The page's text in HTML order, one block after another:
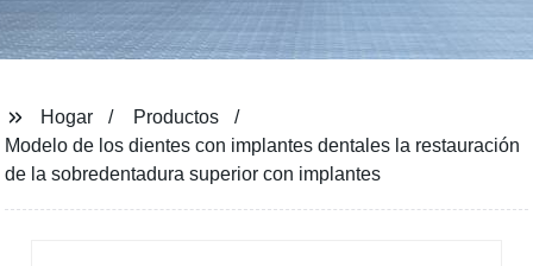
Hogar
Productos
Modelo de los dientes con implantes dentales la restauración
de la sobredentadura superior con implantes